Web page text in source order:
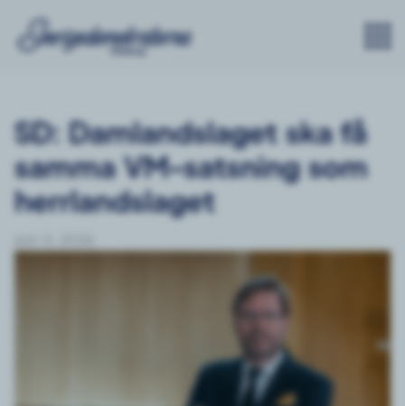
SD: Damlandslaget ska få
samma VM-satsning som
herrlandslaget